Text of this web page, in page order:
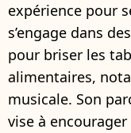
expérience pour
s’engage dans
pour briser les
alimentaires,
musicale. Son
vise à